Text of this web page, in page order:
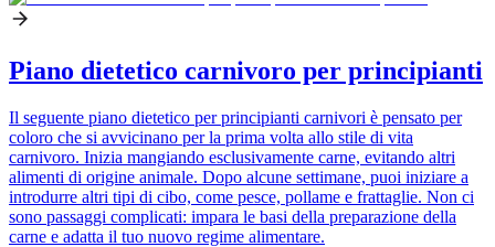
Piano dietetico carnivoro per principianti
Il seguente piano dietetico per principianti carnivori è pensato per
coloro che si avvicinano per la prima volta allo stile di vita
carnivoro. Inizia mangiando esclusivamente carne, evitando altri
alimenti di origine animale. Dopo alcune settimane, puoi iniziare a
introdurre altri tipi di cibo, come pesce, pollame e frattaglie. Non ci
sono passaggi complicati: impara le basi della preparazione della
carne e adatta il tuo nuovo regime alimentare.